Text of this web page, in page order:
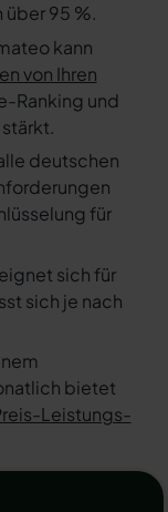
95 %.
kann
von Ihren
Ranking und
deutschen
für
sich für
sich je nach
bietet
Leistungs-